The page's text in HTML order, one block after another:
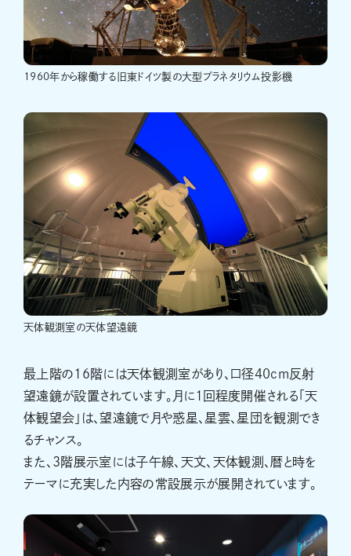
1960年から稼働する旧東ドイツ製の大型プラネタリウム投影機
天体観測室の天体望遠鏡
最上階の16階には天体観測室があり、口径40cm反射
望遠鏡が設置されています。月に1回程度開催される「天
体観望会」は、望遠鏡で月や惑星、星雲、星団を観測でき
るチャンス。
また、3階展示室には子午線、天文、天体観測、暦と時を
テーマに充実した内容の常設展示が展開されています。